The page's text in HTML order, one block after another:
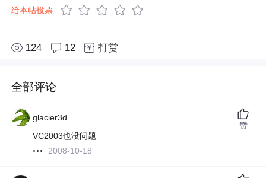
给本帖投票
124 12 打赏
全部评论
glacier3d
VC2003也没问题
2008-10-18
赞